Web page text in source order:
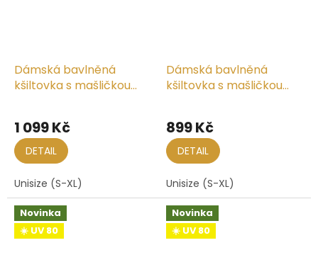
Dámská bavlněná
kšiltovka s mašličkou
1 099 Kč
DETAIL
Unisize (S-XL)
Dámská bavlněná
kšiltovka s mašličkou
899 Kč
DETAIL
Unisize (S-XL)
Novinka
☀️ UV 80
Novinka
☀️ UV 80